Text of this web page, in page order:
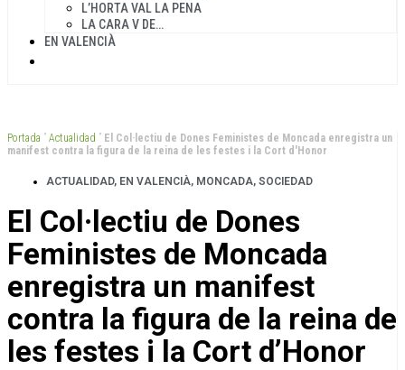
L’HORTA VAL LA PENA
LA CARA V DE…
EN VALENCIÀ
Portada ” Actualidad ” El Col·lectiu de Dones Feministes de Moncada enregistra un
manifest contra la figura de la reina de les festes i la Cort d'Honor
ACTUALIDAD, EN VALENCIÀ, MONCADA, SOCIEDAD
El Col·lectiu de Dones
Feministes de Moncada
enregistra un manifest
contra la figura de la reina de
les festes i la Cort d’Honor